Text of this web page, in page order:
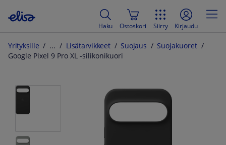
Haku Ostoskori Siirry Kirjaudu
Yrityksille Lisätarvikkeet Suojaus
Suojakuoret
Google Pixel 9 Pro XL -silikonikuori